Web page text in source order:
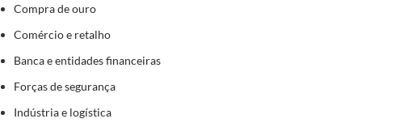
Compra de ouro
Comércio e retalho
Banca e entidades financeiras
Forças de segurança
Indústria e logística